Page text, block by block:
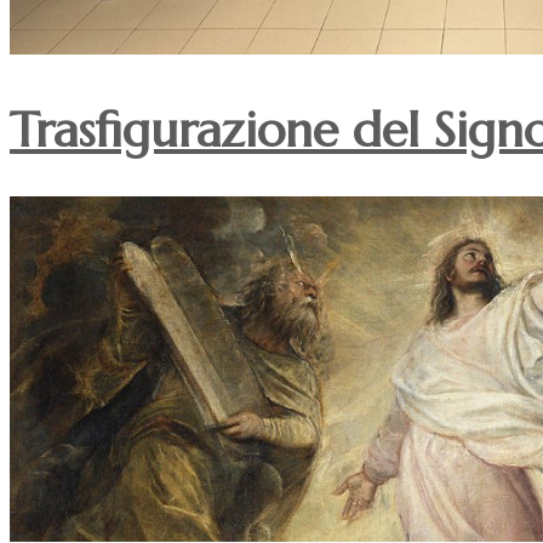
Trasfigurazione del